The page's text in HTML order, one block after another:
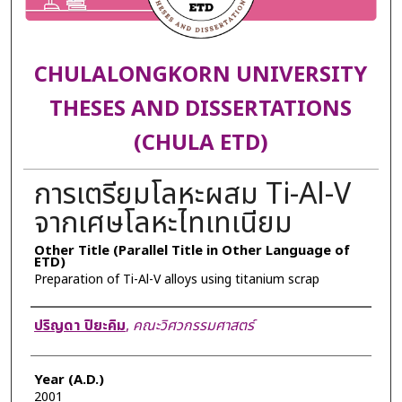
CHULALONGKORN UNIVERSITY
THESES AND DISSERTATIONS
(CHULA ETD)
การเตรียมโลหะผสม Ti-Al-V
จากเศษโลหะไทเทเนียม
Other Title (Parallel Title in Other Language of
ETD)
Preparation of Ti-Al-V alloys using titanium scrap
Author
ปริญดา ปิยะคิม, คณะวิศวกรรมศาสตร์
Year (A.D.)
2001